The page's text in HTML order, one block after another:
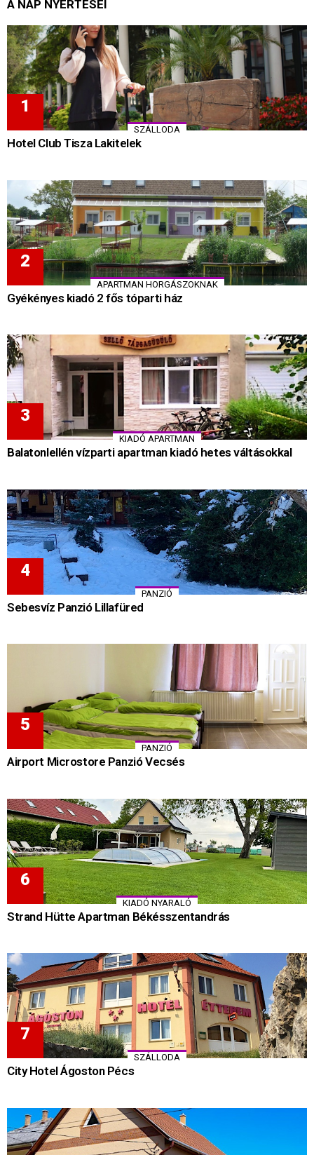
A NAP NYERTESEI
SZÁLLODA
Hotel Club Tisza Lakitelek
APARTMAN HORGÁSZOKNAK
Gyékényes kiadó 2 fős tóparti ház
KIADÓ APARTMAN
Balatonlellén vízparti apartman kiadó hetes váltásokkal
PANZIÓ
Sebesvíz Panzió Lillafüred
PANZIÓ
Airport Microstore Panzió Vecsés
KIADÓ NYARALÓ
Strand Hütte Apartman Békésszentandrás
SZÁLLODA
City Hotel Ágoston Pécs